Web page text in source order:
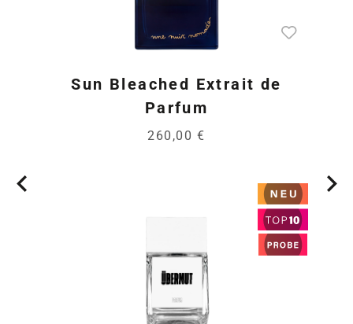
Sun Bleached Extrait de
Parfum
260,00 €